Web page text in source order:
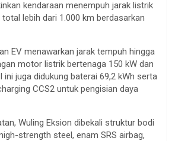
kendaraan menempuh jarak listrik
lebih dari 1.000 km berdasarkan
EV menawarkan jarak tempuh hingga
motor listrik bertenaga 150 kW dan
ini juga didukung baterai 69,2 kWh serta
CCS2 untuk pengisian daya
Wuling Eksion dibekali struktur bodi
strength steel, enam SRS airbag,